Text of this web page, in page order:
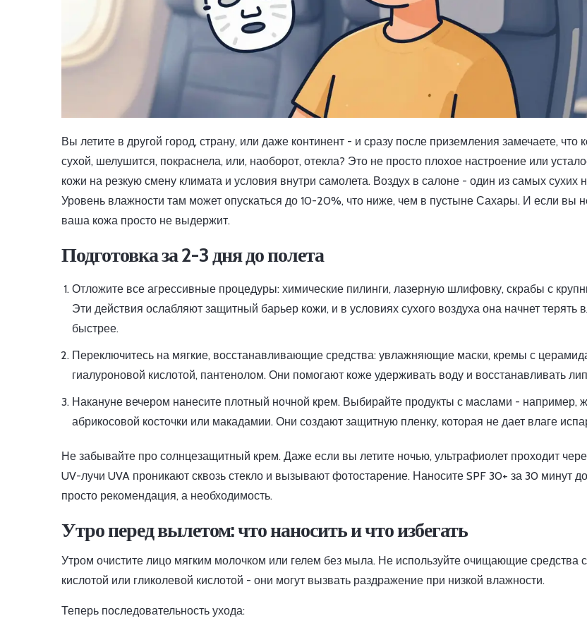
Вы летите в другой город, страну, или даже континент - и сразу после приземления замечаете, что
сухой, шелушится, покраснела, или, наоборот, отекла? Это не просто плохое настроение или
кожи на резкую смену климата и условия внутри самолета. Воздух в салоне - один из самых сухих
Уровень влажности там может опускаться до 10-20%, что ниже, чем в пустыне Сахары. И если вы
ваша кожа просто не выдержит.
Подготовка за 2-3 дня до полета
Отложите все агрессивные процедуры: химические пилинги, лазерную шлифовку, скрабы с
Эти действия ослабляют защитный барьер кожи, и в условиях сухого воздуха она начнет терять
быстрее.
Переключитесь на мягкие, восстанавливающие средства: увлажняющие маски, кремы с
гиалуроновой кислотой, пантенолом. Они помогают коже удерживать воду и восстанавливать
Накануне вечером нанесите плотный ночной крем. Выбирайте продукты с маслами - например,
абрикосовой косточки или макадамии. Они создают защитную пленку, которая не дает влаге
Не забывайте про солнцезащитный крем. Даже если вы летите ночью, ультрафиолет проходит
UV-лучи UVA проникают сквозь стекло и вызывают фотостарение. Наносите SPF 30+ за 30 минут
просто рекомендация, а необходимость.
Утро перед вылетом: что наносить и что избегать
Утром очистите лицо мягким молочком или гелем без мыла. Не используйте очищающие средства
кислотой или гликолевой кислотой - они могут вызвать раздражение при низкой влажности.
Теперь последовательность ухода: